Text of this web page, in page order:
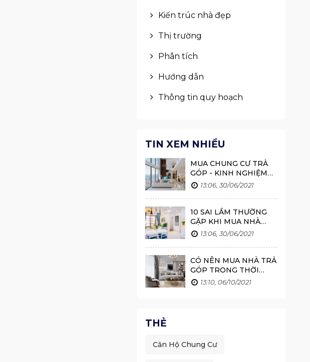
Kiến trúc nhà đẹp
Thị trường
Phân tích
Hướng dẫn
Thông tin quy hoạch
TIN XEM NHIỀU
MUA CHUNG CƯ TRẢ
GÓP - KINH NGHIỆM
MUA CHUNG CƯ TRẢ
13:06, 30/06/2021
10 SAI LẦM THƯỜNG
GẶP KHI MUA NHÀ
LẦN ĐẦU
13:06, 30/06/2021
CÓ NÊN MUA NHÀ TRẢ
GÓP TRONG THỜI
GIAN NÀY KHÔNG?
13:10, 06/10/2021
THẺ
Căn Hộ Chung Cư